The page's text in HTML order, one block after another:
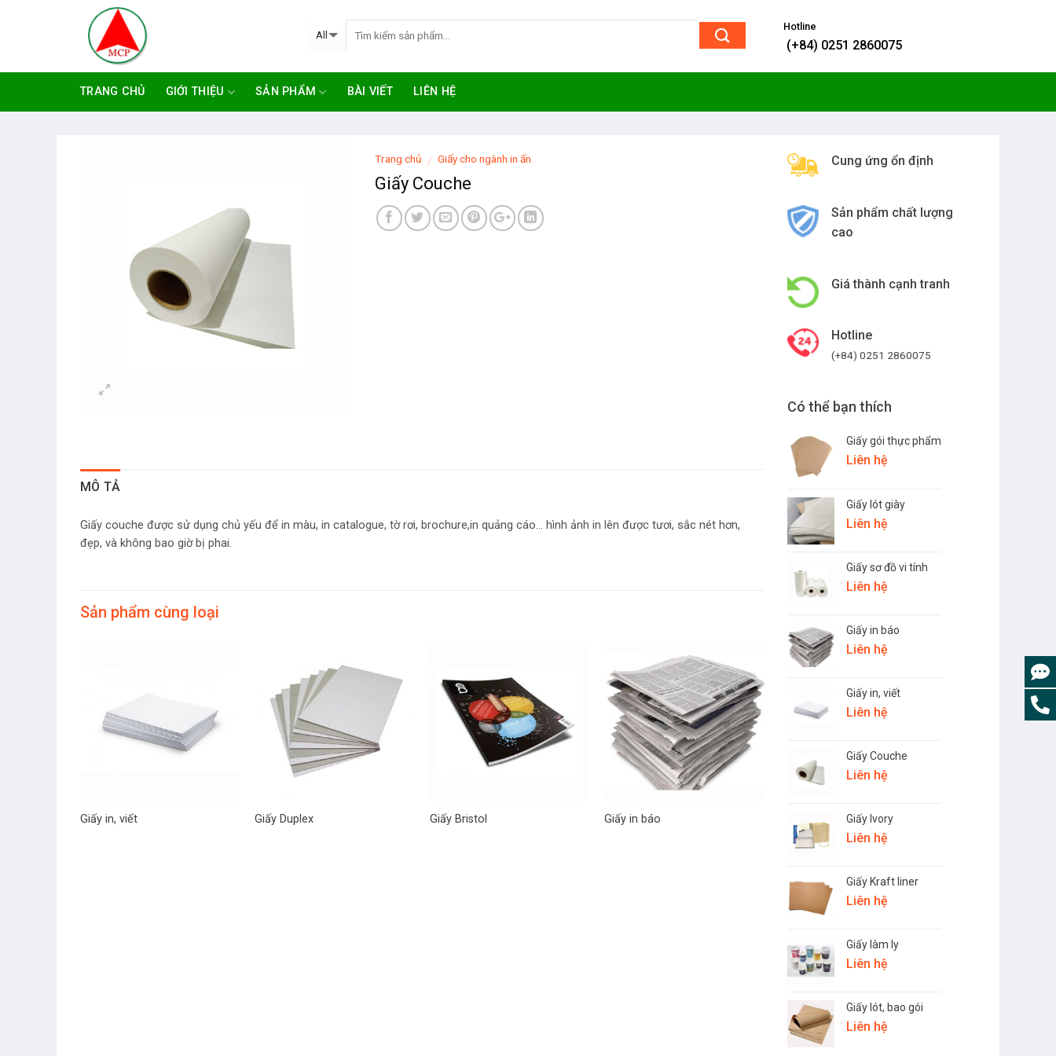
Hotline
(+84) 0251 2860075
TRANG CHỦ GIỚI THIỆU SẢN PHẨM BÀI VIẾT LIÊN HỆ
Trang chủ / Giấy cho ngành in ấn
Giấy Couche
MÔ TẢ
Giấy couche được sử dụng chủ yếu để in màu, in catalogue, tờ rơi, brochure,in quảng cáo… hình ảnh in lên được tươi, sắc nét hơn,
đẹp, và không bao giờ bị phai.
Sản phẩm cùng loại
Giấy in, viết Giấy Duplex Giấy Bristol Giấy in báo
Cung ứng ổn định
Sản phẩm chất lượng
cao
Giá thành cạnh tranh
Hotline
(+84) 0251 2860075
Có thể bạn thích
Giấy gói thực phẩm
Liên hệ
Giấy lót giày
Liên hệ
Giấy sơ đồ vi tính
Liên hệ
Giấy in báo
Liên hệ
Giấy in, viết
Liên hệ
Giấy Couche
Liên hệ
Giấy Ivory
Liên hệ
Giấy Kraft liner
Liên hệ
Giấy làm ly
Liên hệ
Giấy lót, bao gói
Liên hệ